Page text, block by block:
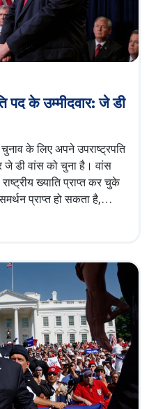
पद के उम्मीदवार: जे डी
के लिए अपने उपराष्ट्रपति
जे डी वांस को चुना है। वांस
ख्याति प्राप्त कर चुके
प्राप्त हो सकता है,
को निराश भी कर सकता है।